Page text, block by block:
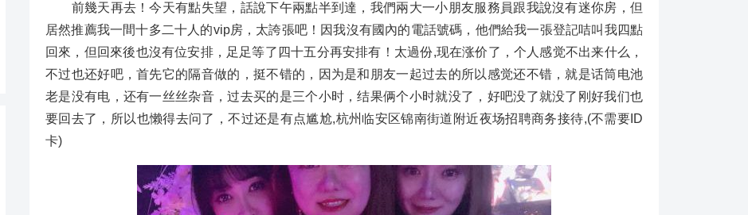
前幾天再去！今天有點失望，話說下午兩點半到達，我們兩大一小朋友服務員跟我說沒有迷你房，但
居然推薦我一間十多二十人的vip房，太誇張吧！因我沒有國內的電話號碼，他們給我一張登記咭叫我四點
回來，但回來後也沒有位安排，足足等了四十五分再安排有！太過份,现在涨价了，个人感觉不出来什么，
不过也还好吧，首先它的隔音做的，挺不错的，因为是和朋友一起过去的所以感觉还不错，就是话筒电池
老是没有电，还有一丝丝杂音，过去买的是三个小时，结果俩个小时就没了，好吧没了就没了刚好我们也
要回去了，所以也懒得去问了，不过还是有点尴尬,杭州临安区锦南街道附近夜场招聘商务接待,(不需要ID
卡)